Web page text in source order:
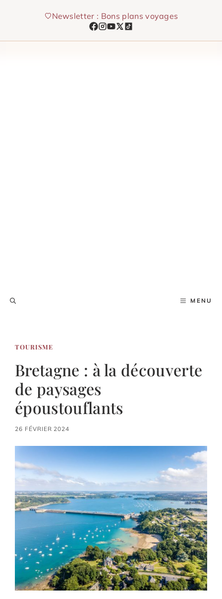
Newsletter : Bons plans voyages
MENU
TOURISME
Bretagne : à la découverte
de paysages
époustouflants
26 FÉVRIER 2024